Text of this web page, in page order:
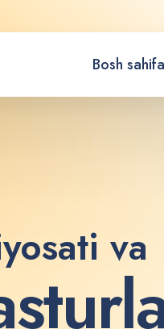
Bosh sahifa
va
sturl